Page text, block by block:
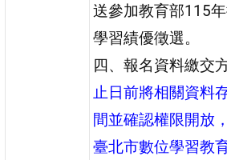
送參加教育部115
學習績優徵選。
四、報名資料繳交
止日前將相關資料
間並確認權限開放
臺北市數位學習教